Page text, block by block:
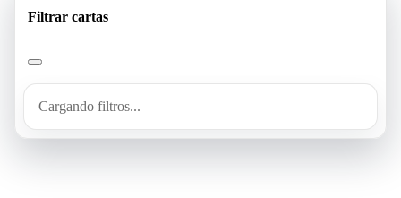
Filtrar cartas
Cargando filtros...